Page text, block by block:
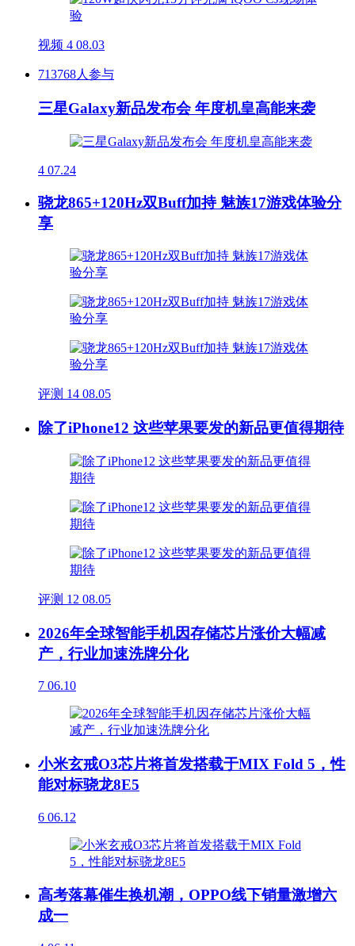
视频 4 08.03
713768人参与
三星Galaxy新品发布会 年度机皇高能来袭
4 07.24
骁龙865+120Hz双Buff加持 魅族17游戏体验分
享
评测 14 08.05
除了iPhone12 这些苹果要发的新品更值得期待
评测 12 08.05
2026年全球智能手机因存储芯片涨价大幅减
产，行业加速洗牌分化
7 06.10
小米玄戒O3芯片将首发搭载于MIX Fold 5，性
能对标骁龙8E5
6 06.12
高考落幕催生换机潮，OPPO线下销量激增六
成一